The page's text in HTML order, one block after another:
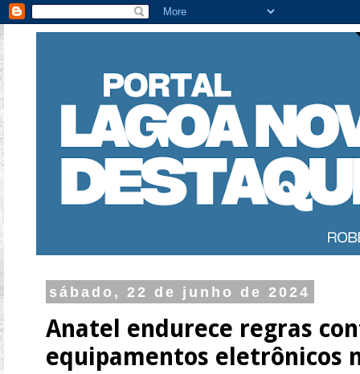
sábado, 22 de junho de 2024
Anatel endurece regras
equipamentos eletrônicos